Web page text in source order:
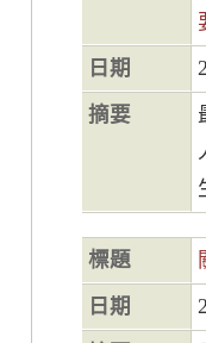
日期
摘要
標題
日期